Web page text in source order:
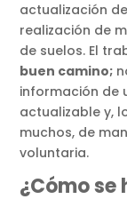
actualización
realización de
de suelos. El
buen camino;
información de
actualizable y,
muchos, de
voluntaria.
¿Cómo se